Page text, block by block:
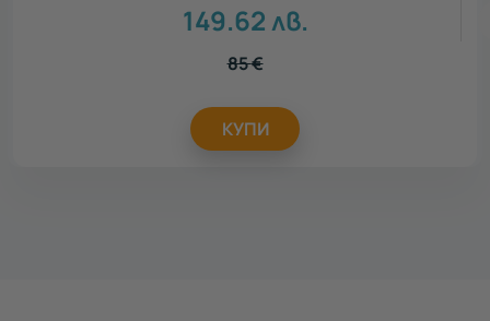
149.62лв.
85€
КУПИ